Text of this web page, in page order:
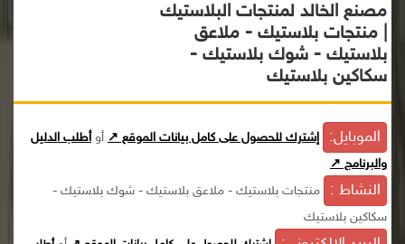
مصنع الخالد لمنتجات البلاستيك
| منتجات بلاستيك - ملاعق
بلاستيك - شوك بلاستيك -
سكاكين بلاستيك
الموبايل: إشترك للحصول على كامل بيانات الموقع ↗ أوأطلب الدليل
والبرنامج ↗
النشاط :
منتجات بلاستيك - ملاعق بلاستيك - شوك بلاستيك -
سكاكين بلاستيك